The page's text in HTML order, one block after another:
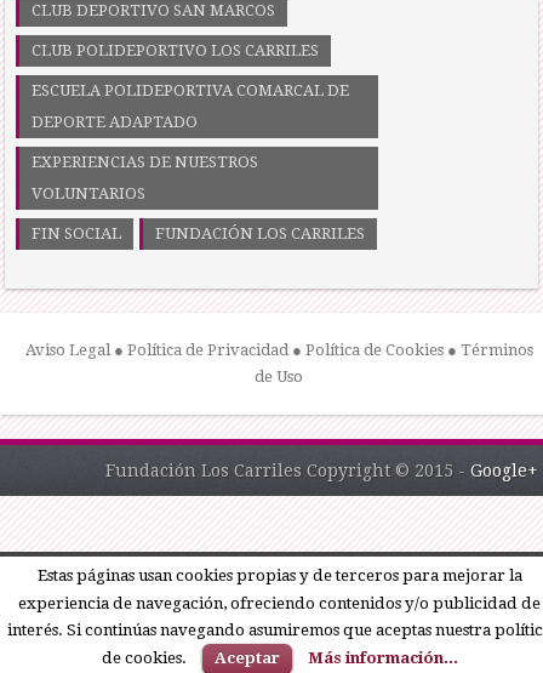
CLUB DEPORTIVO SAN MARCOS
CLUB POLIDEPORTIVO LOS CARRILES
ESCUELA POLIDEPORTIVA COMARCAL DE
DEPORTE ADAPTADO
EXPERIENCIAS DE NUESTROS
VOLUNTARIOS
FIN SOCIAL FUNDACIÓN LOS CARRILES
Aviso Legal● Política de Privacidad● Política de Cookies● Términos
de Uso
Fundación Los Carriles Copyright © 2015 - Google+
Estas páginas usan cookies propias y de terceros para mejorar la
experiencia de navegación, ofreciendo contenidos y/o publicidad de
interés. Si continúas navegando asumiremos que aceptas nuestra
de cookies.
Aceptar Más información...